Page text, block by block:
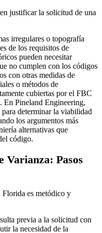
justificar la solicitud de una
irregulares o topografía
de los requisitos de
pueden necesitar
no cumplen con los códigos
con otras medidas de
o métodos de
cubiertas por el FBC
En Pineland Engineering,
para determinar la viabilidad
los argumentos más
alternativas que
código.
Varianza: Pasos
Florida es metódico y
previa a la solicitud con
la necesidad de la